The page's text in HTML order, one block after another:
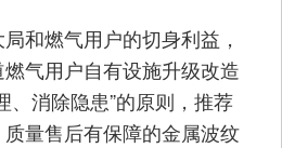
燃气用户的切身利益，
气用户自有设施升级改造
、消除隐患”的原则，推荐
量售后有保障的金属波纹